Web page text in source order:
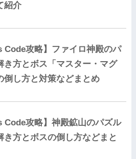
紹介
Code攻略】ファイロ神殿のパ
き方とボス「マスター・マグ
倒し方と対策などまとめ
Code攻略】神殿鉱山のパズル
き方とボスの倒し方などまと